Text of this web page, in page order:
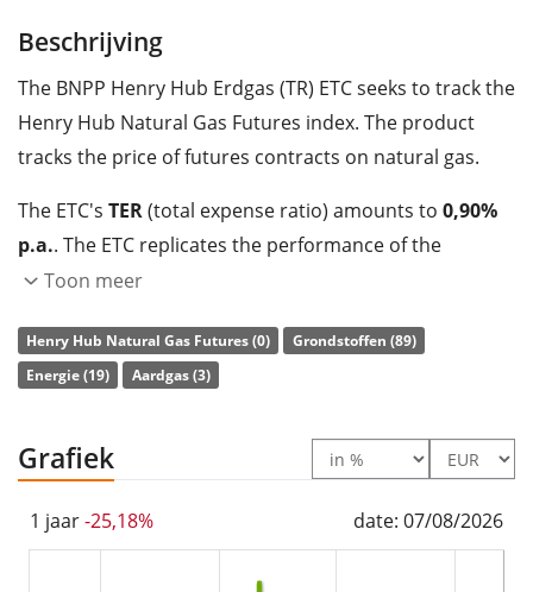
Beschrijving
The BNPP Henry Hub Erdgas (TR) ETC seeks to track the
Henry Hub Natural Gas Futures index. The product
tracks the price of futures contracts on natural gas.
The ETC's TER(total expense ratio) amounts to 0,90%
p.a.. The ETC replicates the performance of the
underlying index synthetically with a
The BNPP Henry Hub Erdgas (TR) ETC is a very small
ETC with7m Euro assets under management
Toon meer
Henry Hub Natural Gas Futures (0)
Grondstoffen (89)
Energie (19)
Aardgas (3)
Grafiek
1 jaar-25,18% date: 07/08/2026